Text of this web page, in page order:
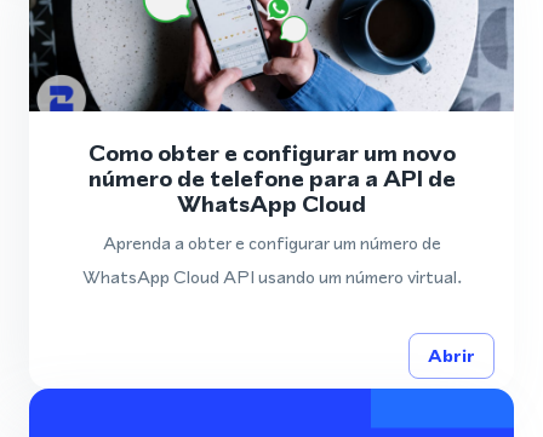
Como obter e configurar um novo
número de telefone para a API de
WhatsApp Cloud
Aprenda a obter e configurar um número de
WhatsApp Cloud API usando um número virtual.
Abrir